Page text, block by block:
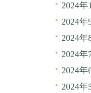
2024年
2024年
2024年
2024年
2024年
2024年